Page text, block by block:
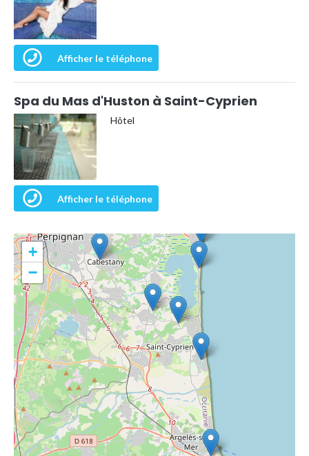
Afficher le téléphone
Spa du Mas d'Huston à Saint-Cyprien
Hôtel
Afficher le téléphone
+
−